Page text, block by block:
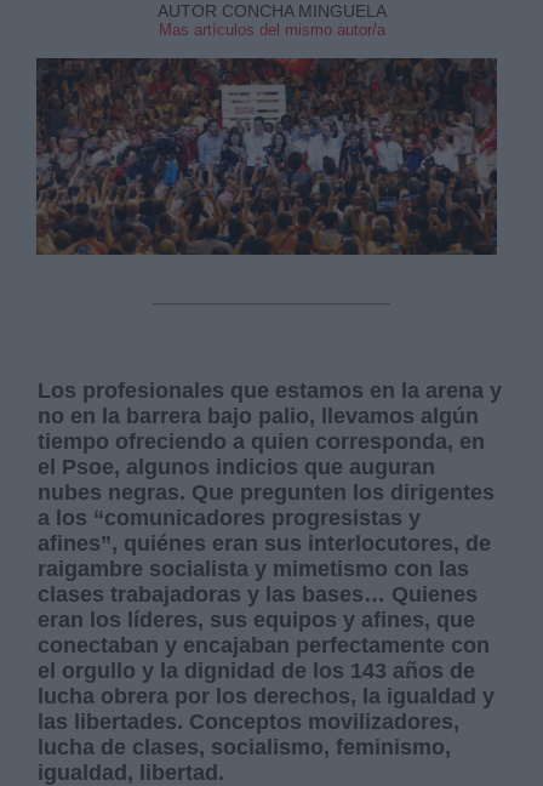
AUTOR CONCHA MINGUELA
Mas artículos del mismo autor/a
Los profesionales que estamos en la arena y
no en la barrera bajo palio, llevamos algún
tiempo ofreciendo a quien corresponda, en
el Psoe, algunos indicios que auguran
nubes negras. Que pregunten los dirigentes
a los “comunicadores progresistas y
afines”, quiénes eran sus interlocutores, de
raigambre socialista y mimetismo con las
clases trabajadoras y las bases… Quienes
eran los líderes, sus equipos y afines, que
conectaban y encajaban perfectamente con
el orgullo y la dignidad de los 143 años de
lucha obrera por los derechos, la igualdad y
las libertades. Conceptos movilizadores,
lucha de clases, socialismo, feminismo,
igualdad, libertad.